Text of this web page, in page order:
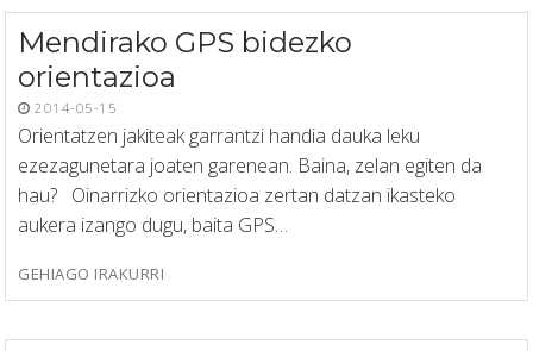
Mendirako GPS bidezko
orientazioa
2014-05-15
Orientatzen jakiteak garrantzi handia dauka leku
ezezagunetara joaten garenean. Baina, zelan egiten da
hau? Oinarrizko orientazioa zertan datzan ikasteko
aukera izango dugu, baita GPS…
GEHIAGO IRAKURRI